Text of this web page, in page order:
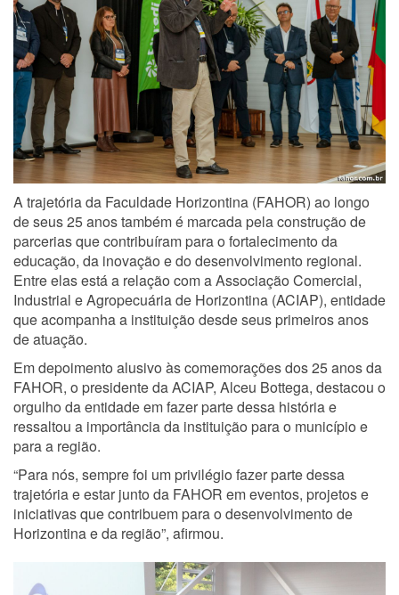
A trajetória da Faculdade Horizontina (FAHOR) ao longo
de seus 25 anos também é marcada pela construção de
parcerias que contribuíram para o fortalecimento da
educação, da inovação e do desenvolvimento regional.
Entre elas está a relação com a Associação Comercial,
Industrial e Agropecuária de Horizontina (ACIAP), entidade
que acompanha a instituição desde seus primeiros anos
de atuação.
Em depoimento alusivo às comemorações dos 25 anos da
FAHOR, o presidente da ACIAP, Alceu Bottega, destacou o
orgulho da entidade em fazer parte dessa história e
ressaltou a importância da instituição para o município e
para a região.
“Para nós, sempre foi um privilégio fazer parte dessa
trajetória e estar junto da FAHOR em eventos, projetos e
iniciativas que contribuem para o desenvolvimento de
Horizontina e da região”, afirmou.